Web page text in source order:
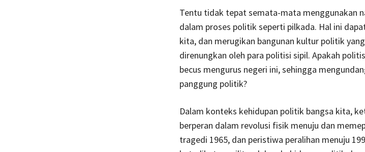
Tentu tidak tepat semata-mata menggunakan
dalam proses politik seperti pilkada. Hal ini
kita, dan merugikan bangunan kultur politik
direnungkan oleh para politisi sipil. Apakah
becus mengurus negeri ini, sehingga
panggung politik?
Dalam konteks kehidupan politik bangsa kita,
berperan dalam revolusi fisik menuju dan
tragedi 1965, dan peristiwa peralihan menuju